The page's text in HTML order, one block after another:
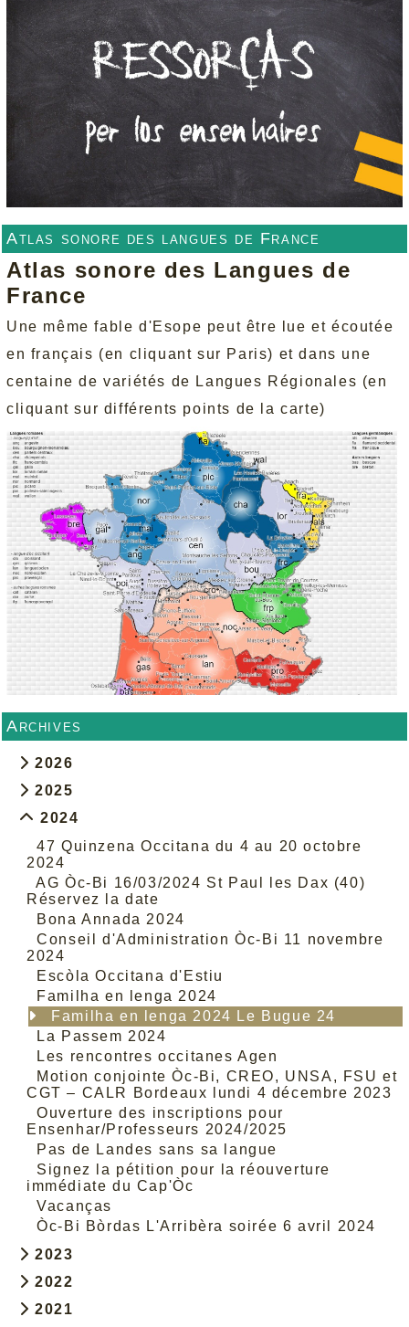
Atlas sonore des langues de France
Atlas sonore des Langues de
France
Une même fable d'Esope peut être lue et écoutée
en français (en cliquant sur Paris) et dans une
centaine de variétés de Langues Régionales (en
cliquant sur différents points de la carte)
Archives
2026
2025
2024
47 Quinzena Occitana du 4 au 20 octobre
2024
AG Òc-Bi 16/03/2024 St Paul les Dax (40)
Réservez la date
Bona Annada 2024
Conseil d'Administration Òc-Bi 11 novembre
2024
Escòla Occitana d'Estiu
Familha en lenga 2024
Familha en lenga 2024 Le Bugue 24
La Passem 2024
Les rencontres occitanes Agen
Motion conjointe Òc-Bi, CREO, UNSA, FSU et
CGT – CALR Bordeaux lundi 4 décembre 2023
Ouverture des inscriptions pour
Ensenhar/Professeurs 2024/2025
Pas de Landes sans sa langue
Signez la pétition pour la réouverture
immédiate du Cap'Òc
Vacanças
Òc-Bi Bòrdas L'Arribèra soirée 6 avril 2024
2023
2022
2021